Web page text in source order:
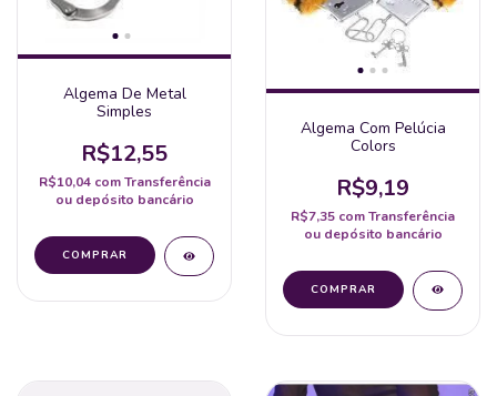
Algema De Metal
Simples
R$12,55
R$10,04 com Transferência
ou depósito bancário
Algema Com Pelúcia
Colors
R$9,19
R$7,35 comTransferência
ou depósito bancário